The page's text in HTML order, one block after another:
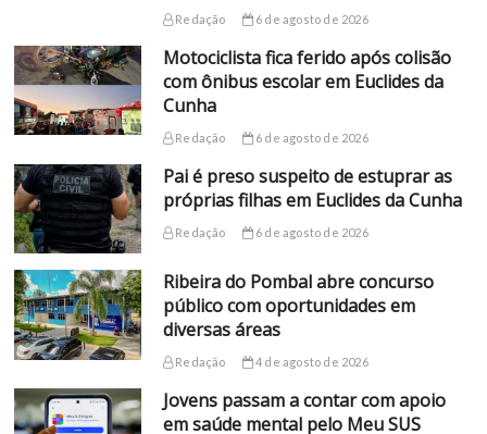
Redação 6 de agosto de 2026
Motociclista fica ferido após colisão
com ônibus escolar em Euclides da
Cunha
Redação 6 de agosto de 2026
Pai é preso suspeito de estuprar as
próprias filhas em Euclides da Cunha
Redação 6 de agosto de 2026
Ribeira do Pombal abre concurso
público com oportunidades em
diversas áreas
Redação 4 de agosto de 2026
Jovens passam a contar com apoio
em saúde mental pelo Meu SUS